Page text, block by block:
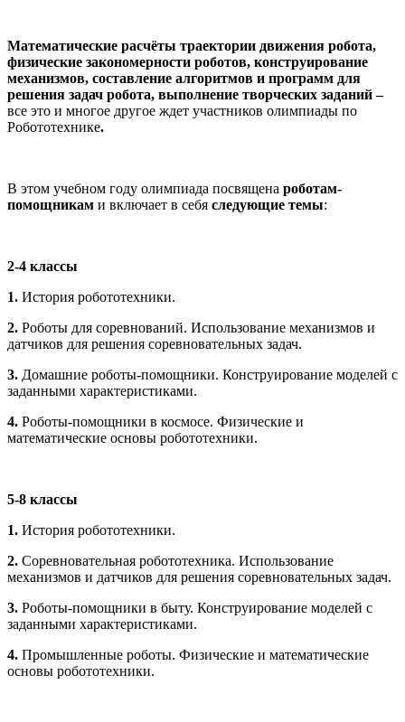
Математические расчёты траектории движения робота,
физические закономерности роботов, конструирование
механизмов, составление алгоритмов и программ для
решения задач робота, выполнение творческих заданий –
все это и многое другое ждет участников олимпиады по
Робототехнике.
В этом учебном году олимпиада посвящена роботам-
помощникам и включает в себя следующие темы:
2-4 классы
1. История робототехники.
2. Роботы для соревнований. Использование механизмов и
датчиков для решения соревновательных задач.
3. Домашние роботы-помощники. Конструирование моделей с
заданными характеристиками.
4. Роботы-помощники в космосе. Физические и
математические основы робототехники.
5-8 классы
1. История робототехники.
2. Соревновательная робототехника. Использование
механизмов и датчиков для решения соревновательных задач.
3. Роботы-помощники в быту. Конструирование моделей с
заданными характеристиками.
4. Промышленные роботы. Физические и математические
основы робототехники.